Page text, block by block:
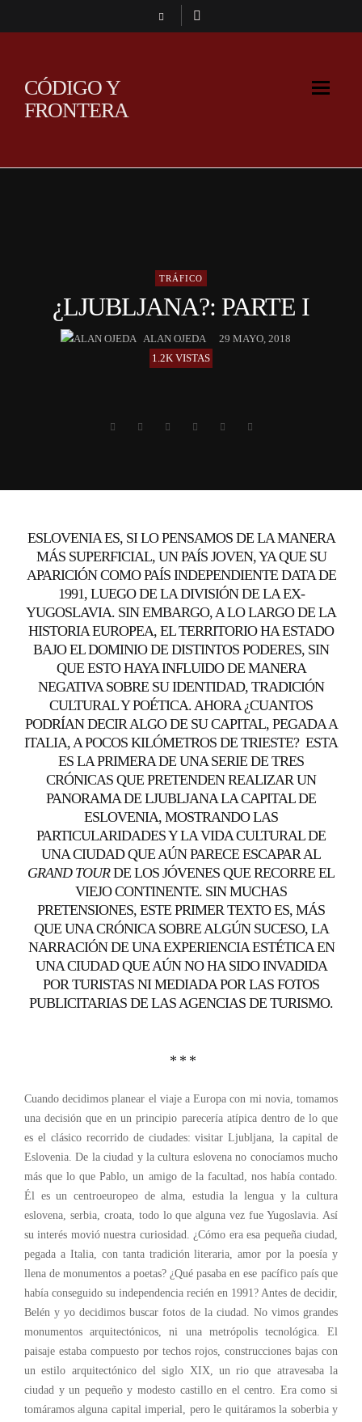
CÓDIGO Y
FRONTERA
TRÁFICO
¿LJUBLJANA?: PARTE I
ALAN OJEDA
29 MAYO, 2018
1.2K VISTAS
ESLOVENIA ES, SI LO PENSAMOS DE LA MANERA
MÁS SUPERFICIAL, UN PAÍS JOVEN, YA QUE SU
APARICIÓN COMO PAÍS INDEPENDIENTE DATA DE
1991, LUEGO DE LA DIVISIÓN DE LA EX-
YUGOSLAVIA. SIN EMBARGO, A LO LARGO DE LA
HISTORIA EUROPEA, EL TERRITORIO HA ESTADO
BAJO EL DOMINIO DE DISTINTOS PODERES, SIN
QUE ESTO HAYA INFLUIDO DE MANERA
NEGATIVA SOBRE SU IDENTIDAD, TRADICIÓN
CULTURAL Y POÉTICA. AHORA ¿CUANTOS
PODRÍAN DECIR ALGO DE SU CAPITAL, PEGADA A
ITALIA, A POCOS KILÓMETROS DE TRIESTE? ESTA
ES LA PRIMERA DE UNA SERIE DE TRES
CRÓNICAS QUE PRETENDEN REALIZAR UN
PANORAMA DE LJUBLJANA LA CAPITAL DE
ESLOVENIA, MOSTRANDO LAS
PARTICULARIDADES Y LA VIDA CULTURAL DE
UNA CIUDAD QUE AÚN PARECE ESCAPAR AL
GRAND TOURDE LOS JÓVENES QUE RECORRE EL
VIEJO CONTINENTE. SIN MUCHAS
PRETENSIONES, ESTE PRIMER TEXTO ES, MÁS
QUE UNA CRÓNICA SOBRE ALGÚN SUCESO, LA
NARRACIÓN DE UNA EXPERIENCIA ESTÉTICA EN
UNA CIUDAD QUE AÚN NO HA SIDO INVADIDA
POR TURISTAS NI MEDIADA POR LAS FOTOS
PUBLICITARIAS DE LAS AGENCIAS DE TURISMO.
* * *
Cuando decidimos planear el viaje a Europa con mi novia, tomamos
una decisión que en un principio parecería atípica dentro de lo que
es el clásico recorrido de ciudades: visitar Ljubljana, la capital de
Eslovenia. De la ciudad y la cultura eslovena no conocíamos mucho
más que lo que Pablo, un amigo de la facultad, nos había contado.
Él es un centroeuropeo de alma, estudia la lengua y la cultura
eslovena, serbia, croata, todo lo que alguna vez fue Yugoslavia. Así
su interés movió nuestra curiosidad. ¿Cómo era esa pequeña ciudad,
pegada a Italia, con tanta tradición literaria, amor por la poesía y
llena de monumentos a poetas? ¿Qué pasaba en ese pacífico país que
había conseguido su independencia recién en 1991? Antes de decidir,
Belén y yo decidimos buscar fotos de la ciudad. No vimos grandes
monumentos arquitectónicos, ni una metrópolis tecnológica. El
paisaje estaba compuesto por techos rojos, construcciones bajas con
un estilo arquitectónico del siglo XIX, un rio que atravesaba la
ciudad y un pequeño y modesto castillo en el centro. Era como si
tomáramos alguna capital imperial, pero le quitáramos la soberbia y